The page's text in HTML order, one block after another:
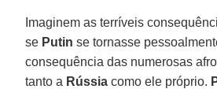
Imaginem as terríveis
se Putin se tornasse
consequência das numerosas
tanto a Rússia como ele próprio.